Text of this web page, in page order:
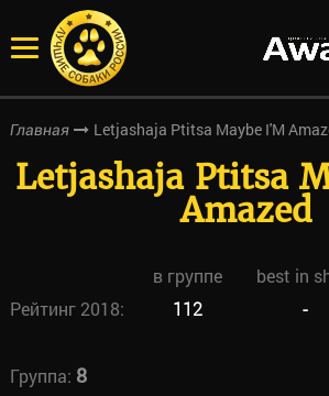
Главная Letjashaja Ptitsa Maybe I'M
Letjashaja Ptitsa
Amazed
в группе best in
Рейтинг 2018:
112 -
Группа: 8